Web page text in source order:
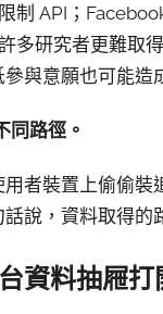
制 API；
多研究者更難取
與意願也可能造
路徑。
者裝置上偷偷
說，資料取得的
資料抽屜打